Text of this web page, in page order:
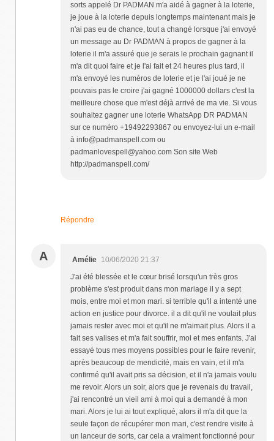
sorts appelé Dr PADMAN m'a aidé à gagner à la loterie,
je joue à la loterie depuis longtemps maintenant mais je
n'ai pas eu de chance, tout a changé lorsque j'ai envoyé
un message au Dr PADMAN à propos de gagner à la
loterie il m'a assuré que je serais le prochain gagnant il
m'a dit quoi faire et je l'ai fait et 24 heures plus tard, il
m'a envoyé les numéros de loterie et je l'ai joué je ne
pouvais pas le croire j'ai gagné 1000000 dollars c'est la
meilleure chose que m'est déjà arrivé de ma vie. Si vous
souhaitez gagner une loterie WhatsApp DR PADMAN
sur ce numéro +19492293867 ou envoyez-lui un e-mail
à info@padmanspell.com ou
padmanlovespell@yahoo.com Son site Web
http://padmanspell.com/
Répondre
A Amélie 10/06/2020 21:37
J'ai été blessée et le cœur brisé lorsqu'un très gros
problème s'est produit dans mon mariage il y a sept
mois, entre moi et mon mari. si terrible qu'il a intenté une
action en justice pour divorce. il a dit qu'il ne voulait plus
jamais rester avec moi et qu'il ne m'aimait plus. Alors il a
fait ses valises et m'a fait souffrir, moi et mes enfants. J'ai
essayé tous mes moyens possibles pour le faire revenir,
après beaucoup de mendicité, mais en vain, et il m'a
confirmé qu'il avait pris sa décision, et il n'a jamais voulu
me revoir. Alors un soir, alors que je revenais du travail,
j'ai rencontré un vieil ami à moi qui a demandé à mon
mari. Alors je lui ai tout expliqué, alors il m'a dit que la
seule façon de récupérer mon mari, c'est rendre visite à
un lanceur de sorts, car cela a vraiment fonctionné pour